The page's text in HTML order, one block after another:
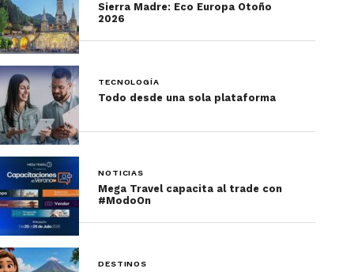
Sierra Madre: Eco Europa Otoño
2026
TECNOLOGÍA
Todo desde una sola plataforma
NOTICIAS
Mega Travel capacita al trade con
#ModoOn
DESTINOS